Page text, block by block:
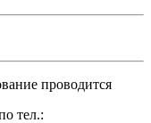
проводится
тел.: